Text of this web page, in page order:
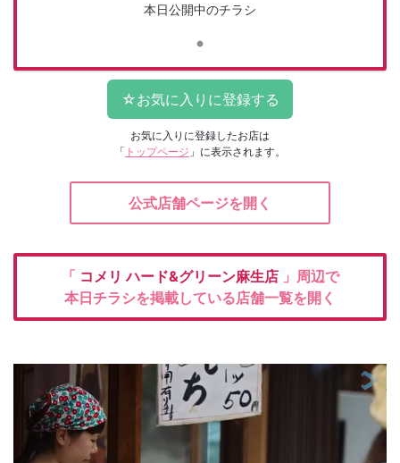
本日公開中のチラシ
お気に入りに登録したお店は
「 トップページ 」に表示されます。
公式店舗ページを開く
「 コメリハード&グリーン麻生店 」周辺で
本日チラシを掲載している店舗一覧を開く